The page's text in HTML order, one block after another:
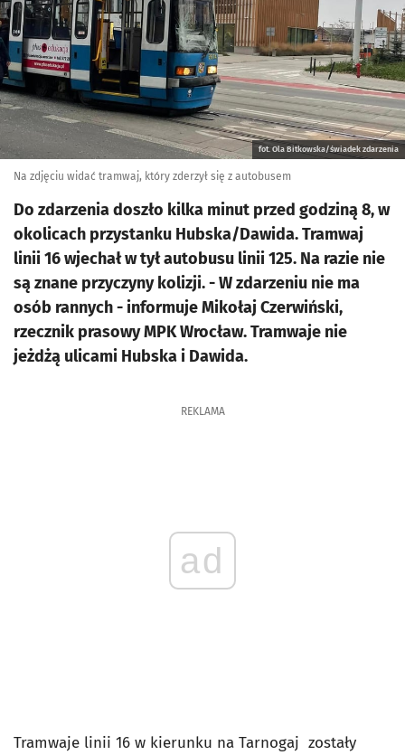
fot. Ola Bitkowska/świadek zdarzenia
Na zdjęciu widać tramwaj, który zderzył się z autobusem
Do zdarzenia doszło kilka minut przed godziną 8, w
okolicach przystanku Hubska/Dawida. Tramwaj
linii 16 wjechał w tył autobusu linii 125. Na razie nie
są znane przyczyny kolizji. - W zdarzeniu nie ma
osób rannych - informuje Mikołaj Czerwiński,
rzecznik prasowy MPK Wrocław. Tramwaje nie
jeżdżą ulicami Hubska i Dawida.
REKLAMA
ad
Tramwaje linii 16 w kierunku na Tarnogaj zostały